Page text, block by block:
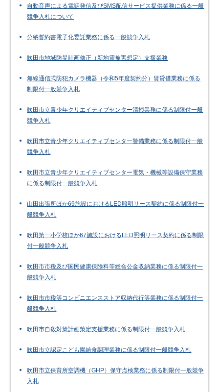
自動音声による電話発信及びSMS配信サービス提供業務に係る一般
競争入札について
分納誓約書電子化委託業務に係る一般競争入札
吹田市地域防災計画修正（新地震被害想定）支援業務
無線通信式防犯カメラ機器（令和5年度契約分）賃貸借業務に係る
制限付一般競争入札
吹田市立青少年クリエイティブセンター清掃業務に係る制限付一般
競争入札
吹田市立青少年クリエイティブセンター警備業務に係る制限付一般
競争入札
吹田市立青少年クリエイティブセンター電気・機械等設備保守業務
に係る制限付一般競争入札
山田出張所ほか69施設におけるLED照明リース契約に係る制限付一
般競争入札
吹田第一小学校ほか67施設におけるLED照明リース契約に係る制限
付一般競争入札
吹田市市税及び国民健康保険料等総合公金収納業務に係る制限付一
般競争入札
吹田市市税等コンビニエンスストア収納代行等業務に係る制限付一
般競争入札
吹田市自殺対策計画策定支援業務に係る制限付一般競争入札
吹田市立認定こども園給食調理業務に係る制限付一般競争入札
吹田市立保育所空調機（GHP）保守点検業務に係る制限付一般競争
入札